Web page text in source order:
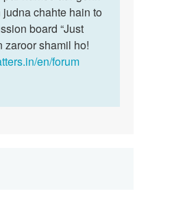
chahte hain to
board “Just
zaroor shamil ho!
en/forum